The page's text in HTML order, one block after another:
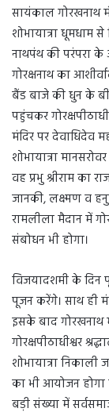
सायंकाल गोरखनाथ
शोभायात्रा धूमधाम से
नाथपंथ की परंपरा के
गोरक्षनाथ का
बैंड बाजे की धुन के
पहुंचकर
मंदिर पर देवाधिदेव
शोभायात्रा
वह प्रभु श्रीराम का
जानकी, लक्ष्मण व
रामलीला मैदान में
संबोधन भी होगा।
विजयादशमी के दिन
पूजन करेंगे। साथ ही
इसके बाद गोरखनाथ
गोरक्षपीठाधीश्वर
शोभायात्रा निकाली
का भी आयोजन
बड़ी संख्या में